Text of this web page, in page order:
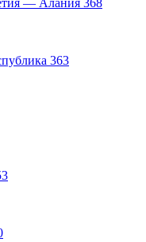
— Алания 368
363